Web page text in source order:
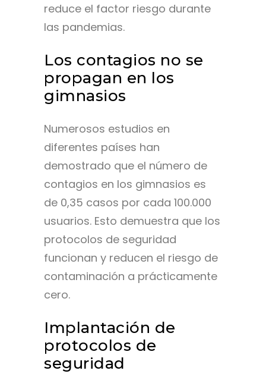
reduce el factor riesgo durante
las pandemias.
Los contagios no se
propagan en los
gimnasios
Numerosos estudios en
diferentes países han
demostrado que el número de
contagios en los gimnasios es
de 0,35 casos por cada 100.000
usuarios. Esto demuestra que los
protocolos de seguridad
funcionan y reducen el riesgo de
contaminación a prácticamente
cero.
Implantación de
protocolos de
seguridad